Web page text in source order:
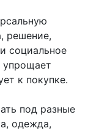
решение,
социальное
упрощает
к покупке.
под разные
одежда,